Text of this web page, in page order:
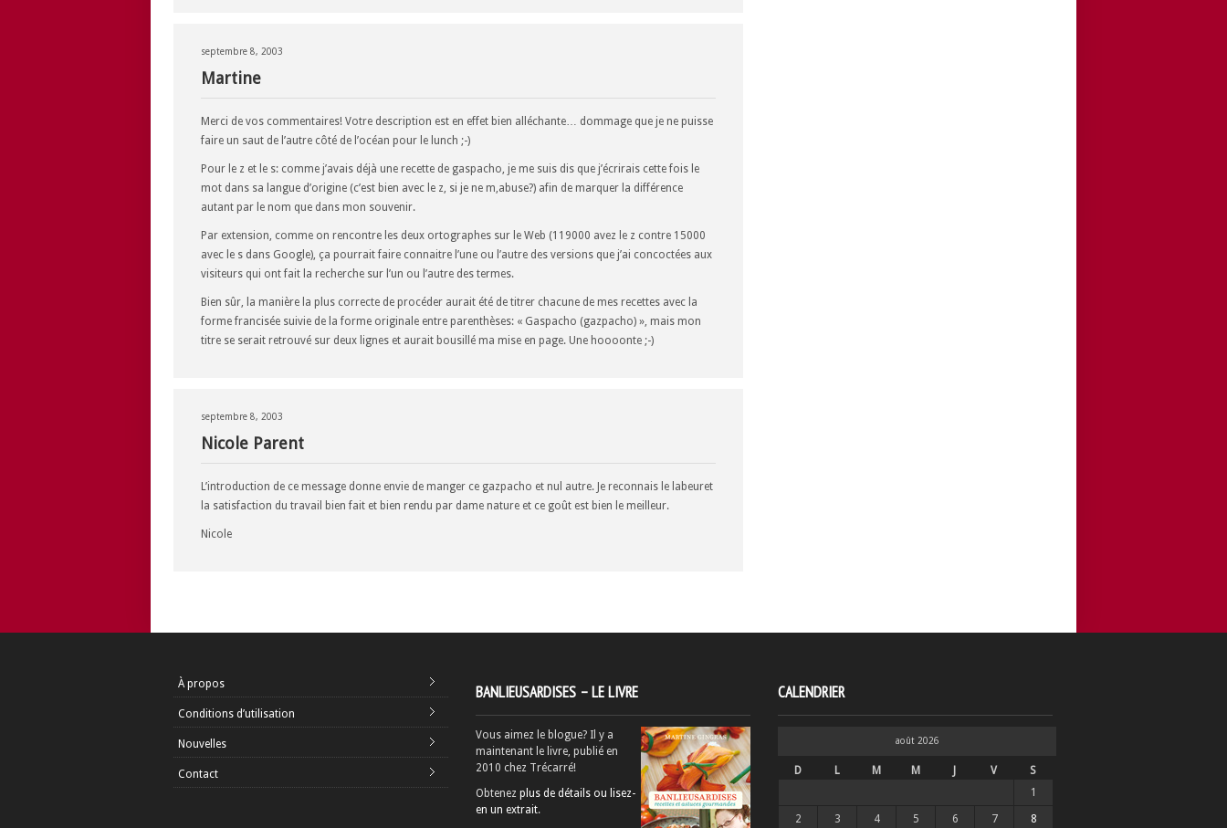
septembre 8, 2003
Martine
Merci de vos commentaires! Votre description est en effet bien alléchante… dommage que je ne puisse
faire un saut de l’autre côté de l’océan pour le lunch ;-)
Pour le z et le s: comme j’avais déjà une recette de gaspacho, je me suis dis que j’écrirais cette fois le
mot dans sa langue d’origine (c’est bien avec le z, si je ne m,abuse?) afin de marquer la différence
autant par le nom que dans mon souvenir.
Par extension, comme on rencontre les deux ortographes sur le Web (119000 avez le z contre 15000
avec le s dans Google), ça pourrait faire connaitre l’une ou l’autre des versions que j’ai concoctées aux
visiteurs qui ont fait la recherche sur l’un ou l’autre des termes.
Bien sûr, la manière la plus correcte de procéder aurait été de titrer chacune de mes recettes avec la
forme francisée suivie de la forme originale entre parenthèses: « Gaspacho (gazpacho) », mais mon
titre se serait retrouvé sur deux lignes et aurait bousillé ma mise en page. Une hoooonte ;-)
septembre 8, 2003
Nicole Parent
L’introduction de ce message donne envie de manger ce gazpacho et nul autre. Je reconnais le labeuret
la satisfaction du travail bien fait et bien rendu par dame nature et ce goût est bien le meilleur.
Nicole
À propos
Conditions d’utilisation
Nouvelles
Contact
BANLIEUSARDISES – LE LIVRE
Vous aimez le blogue? Il y a
maintenant le livre, publié en
2010 chez Trécarré!
Obtenez plus de détails ou lisez-
en un extrait.
CALENDRIER
août 2026
D L M M V
S
1
2 3 4 5 6 7 8